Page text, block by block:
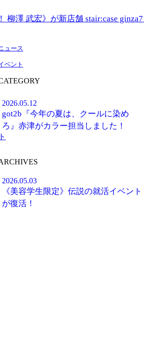
柳澤 武宏》が新店舗 stair:case
ュース
2026.05.12
got2b『今年の夏は、クールに染め
ろ』赤津がカラー担当しました！
ベント
2026.05.03
《美容学生限定》伝説の就活イベント
が復活！
ト